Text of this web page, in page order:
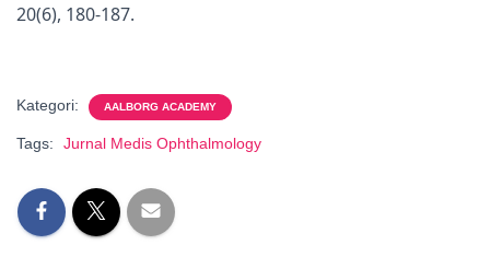
20(6), 180-187.
Kategori: AALBORG ACADEMY
Tags: Jurnal Medis Ophthalmology